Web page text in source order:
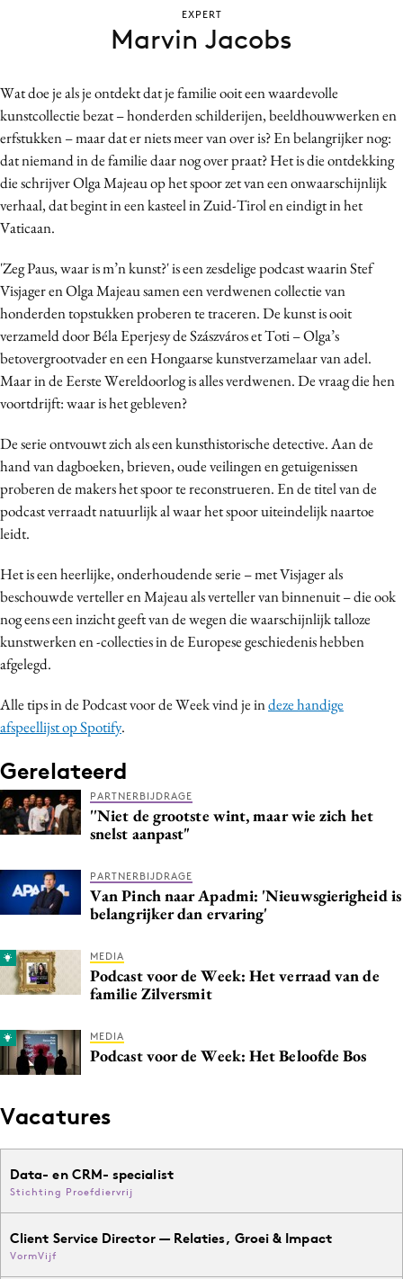
Contentmarketing
Craft
Customer Experience
Data & Insights
Design
Digital transformation
Diversiteit
Effectiviteit
Gedragsverandering
Influencer marketing
Interne communicatie
Martech
Merkstrategie
PR
Programmatic
Purpose Marketing
Wat doe je als je ontdekt dat je familie ooit een waardevolle
kunstcollectie bezat – honderden schilderijen, beeldhouwwerken en
erfstukken – maar dat er niets meer van over is? En belangrijker nog:
dat niemand in de familie daar nog over praat? Het is die ontdekking
die schrijver Olga Majeau op het spoor zet van een onwaarschijnlijk
verhaal, dat begint in een kasteel in Zuid-Tirol en eindigt in het
Vaticaan.
'Zeg Paus, waar is m’n kunst?' is een zesdelige podcast waarin Stef
Visjager en Olga Majeau samen een verdwenen collectie van
honderden topstukken proberen te traceren. De kunst is ooit
verzameld door Béla Eperjesy de Szászváros et Toti – Olga’s
betovergrootvader en een Hongaarse kunstverzamelaar van adel.
Maar in de Eerste Wereldoorlog is alles verdwenen. De vraag die hen
voortdrijft: waar is het gebleven?
De serie ontvouwt zich als een kunsthistorische detective. Aan de
hand van dagboeken, brieven, oude veilingen en getuigenissen
proberen de makers het spoor te reconstrueren. En de titel van de
podcast verraadt natuurlijk al waar het spoor uiteindelijk naartoe
leidt.
Het is een heerlijke, onderhoudende serie – met Visjager als
beschouwde verteller en Majeau als verteller van binnenuit – die ook
nog eens een inzicht geeft van de wegen die waarschijnlijk talloze
kunstwerken en -collecties in de Europese geschiedenis hebben
afgelegd.
Alle tips in de Podcast voor de Week vind je indeze handige
afspeellijst op Spotify.
Gerelateerd
PARTNERBIJDRAGE
''Niet de grootste wint, maar wie zich het
snelst aanpast"
PARTNERBIJDRAGE
Van Pinch naar Apadmi: 'Nieuwsgierigheid is
belangrijker dan ervaring'
MEDIA
Podcast voor de Week: Het verraad van de
familie Zilversmit
MEDIA
Podcast voor de Week: Het Beloofde Bos
Vacatures
Data- en CRM- specialist
Stichting Proefdiervrij
Client Service Director — Relaties, Groei & Impact
VormVijf
EXPERT
Marvin Jacobs